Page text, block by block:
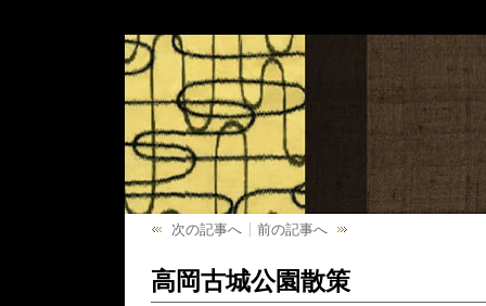
次の記事へ 前の記事へ
高岡古城公園散策